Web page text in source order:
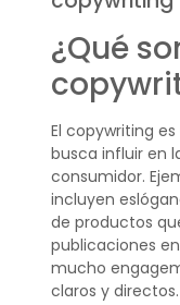
¿Qué
El copywriting
busca influir en
consumidor.
incluyen
de productos
publicaciones
mucho
claros y directos.